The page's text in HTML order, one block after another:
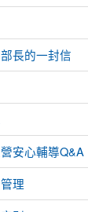
長的一封信
安心輔導Q&A
理